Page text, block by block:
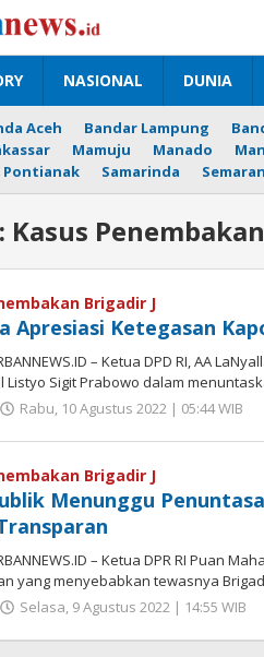
NASIONAL DUNIA
Aceh Bandar Lampung
Mamuju Manado
Pontianak Samarinda
Kasus
Brigadir J
Apresiasi Ketegasan
– Ketua DPD RI, AA
Listyo Sigit Prabowo dalam
Rabu, 10 Agustus 2022 | 05:44 WIB
Brigadir J
Menunggu
– Ketua DPR RI Puan
yang menyebabkan tewasnya
Selasa, 9 Agustus 2022 | 14:55 WIB